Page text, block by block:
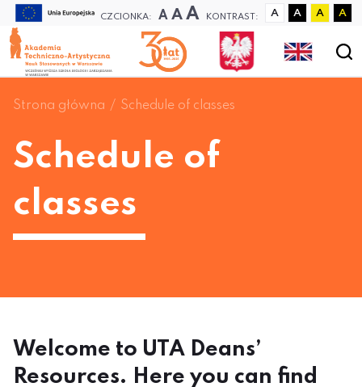
CZCIONKA: A A A KONTRAST: A A A A
Strona główna Schedule of classes
Schedule of
classes
Welcome to UTA Deans’
Resources. Here you can find